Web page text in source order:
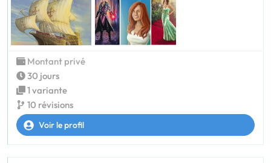
Montant privé
30 jours
1 variante
10 révisions
Voir le profil